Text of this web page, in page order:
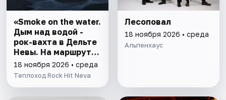
«Smoke on the water.
Дым над водой -
рок-вахта в Дельте
Невы. На маршруте
«Большое
Петербургское
18 ноября 2026 • среда
Теплоход Rock Hit Neva
Лесоповал
18 ноября 2026 • среда
Альпенхаус